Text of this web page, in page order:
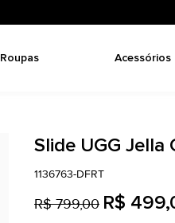
Roupas Acessórios
Slide UGG Jella
1136763-DFRT
R$ 799,00 R$